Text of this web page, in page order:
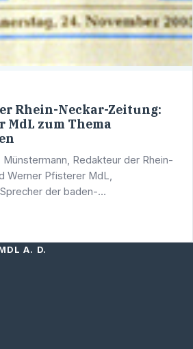
Rhein-Neckar-Zeitung:
MdL zum Thema
Redakteur der Rhein-
Werner Pfisterer MdL,
der baden-
Rede und …
A. D.